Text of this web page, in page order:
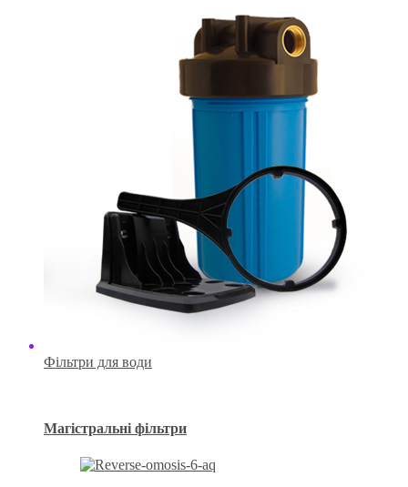
Фільтри для води
Магістральні фільтри